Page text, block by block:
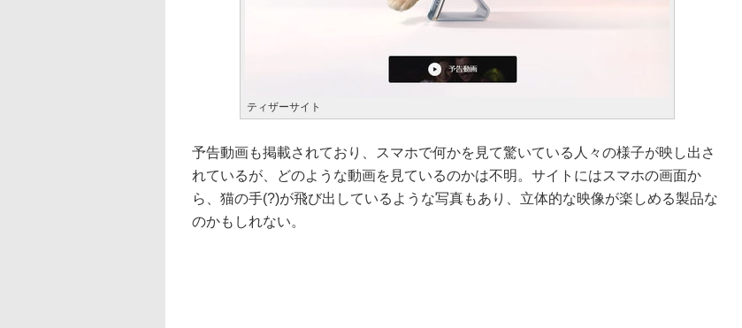
ティザーサイト
予告動画も掲載されており、スマホで何かを見て驚いている人々の様子が映し出さ
れているが、どのような動画を見ているのかは不明。サイトにはスマホの画面か
ら、猫の手(?)が飛び出しているような写真もあり、立体的な映像が楽しめる製品な
のかもしれない。